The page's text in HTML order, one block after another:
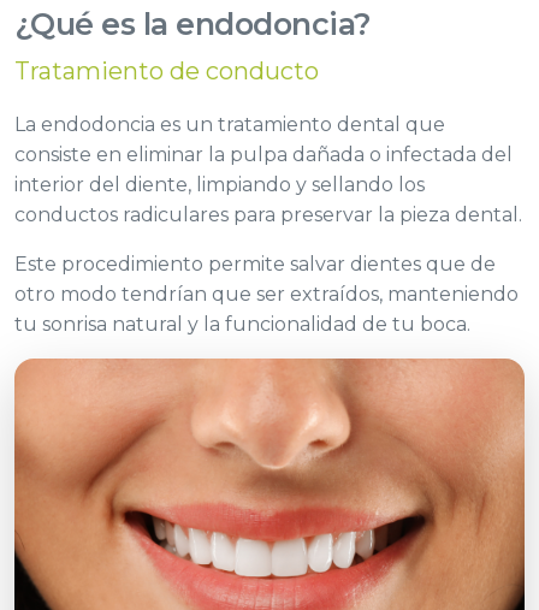
¿Qué es la endodoncia?
Tratamiento de conducto
La endodoncia es un tratamiento dental que
consiste en eliminar la pulpa dañada o infectada del
interior del diente, limpiando y sellando los
conductos radiculares para preservar la pieza dental.
Este procedimiento permite salvar dientes que de
otro modo tendrían que ser extraídos, manteniendo
tu sonrisa natural y la funcionalidad de tu boca.